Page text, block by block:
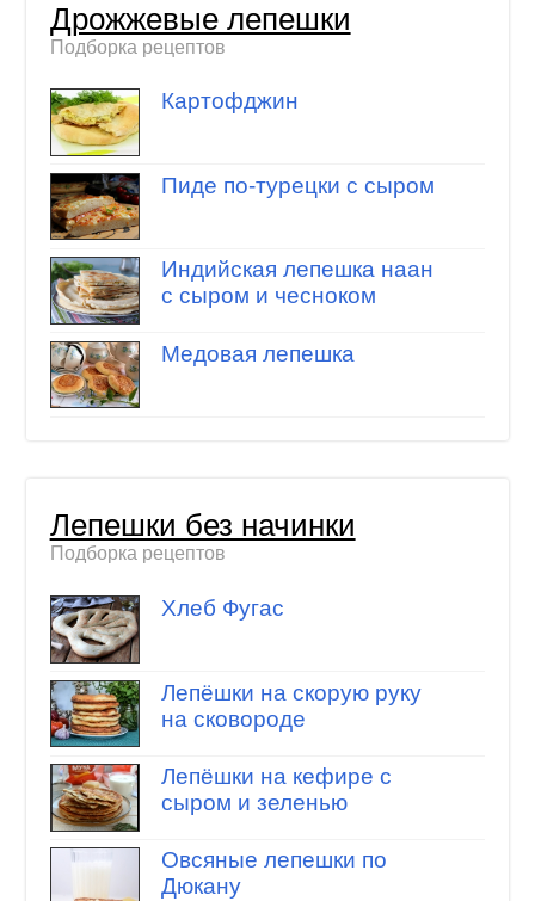
Дрожжевые лепешки
Подборка рецептов
Картофджин
Пиде по-турецки с сыром
Индийская лепешка наан
с сыром и чесноком
Медовая лепешка
Лепешки без начинки
Подборка рецептов
Хлеб Фугас
Лепёшки на скорую руку
на сковороде
Лепёшки на кефире с
сыром и зеленью
Овсяные лепешки по
Дюкану